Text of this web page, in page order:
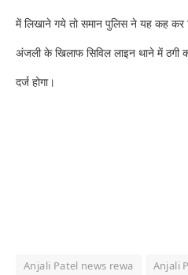
में लिखाने गये तो समान पुलिस ने यह कह कर
अंजली के खिलाफ सिविल लाइन थाने में ठगी
दर्ज होगा।
Anjali Patel news rewa
Anjali